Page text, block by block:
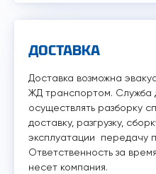
ДОСТАВКА
Доставка возможна
ЖД транспортом. Служба
осуществлять разборку
доставку, разгрузку,
эксплуатации передачу
Ответственность за
несет компания.